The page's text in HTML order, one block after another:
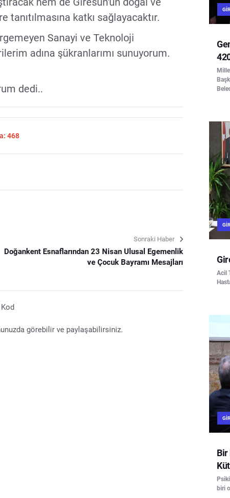
katkı sağlayacaktır.
Sanayi ve Teknoloji
adına şükranlarımı sunuyorum.
dedi..
468
Sonraki Haber
Doğankent Esnaflarından 23 Nisan Ulusal Egemenlik
ve Çocuk Bayramı Mesajları
görebilir ve paylaşabilirsiniz.
Acil
Bir
biri